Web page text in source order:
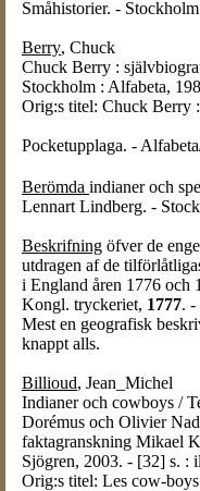
Småhistorier. -
Berry, Chuck
Chuck Berry :
Stockholm : Alfabeta,
Orig:s titel: Chuck Berry
Pocketupplaga. -
Berömda indianer och
Lennart Lindberg. -
Beskrifning öfver de
utdragen af de
i England åren 1776 och
Kongl. tryckeriet, 1777. -
Mest en geografisk
knappt alls.
Billioud, Jean_Michel
Indianer och cowboys /
Dorémus och Olivier
faktagranskning Mikael
Sjögren, 2003. - [32] s. :
Orig:s titel: Les cow-